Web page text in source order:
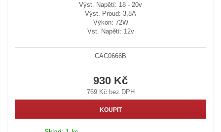
Výst. Napětí: 18 - 20v
Výst. Proud: 3,8A
Výkon: 72W
Vst. Napětí: 12v
CAC0666B
930 Kč
769 Kč bez DPH
KOUPIT